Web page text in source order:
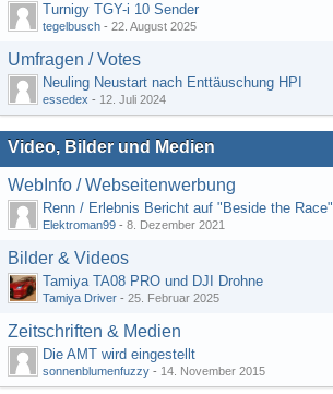
Turnigy TGY-i 10 Sender
tegelbusch - 22. August 2025
Umfragen / Votes
Neuling Neustart nach Enttäuschung HPI
essedex - 12. Juli 2024
Video, Bilder und Medien
WebInfo / Webseitenwerbung
Renn / Erlebnis Bericht auf "Beside the Race"
Elektroman99 - 8. Dezember 2021
Bilder & Videos
Tamiya TA08 PRO und DJI Drohne
Tamiya Driver - 25. Februar 2025
Zeitschriften & Medien
Die AMT wird eingestellt
sonnenblumenfuzzy - 14. November 2015